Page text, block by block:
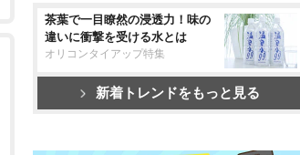
茶葉で一目瞭然の浸透力！味の
違いに衝撃を受ける水とは
オリコンタイアップ特集
新着トレンドをもっと見る